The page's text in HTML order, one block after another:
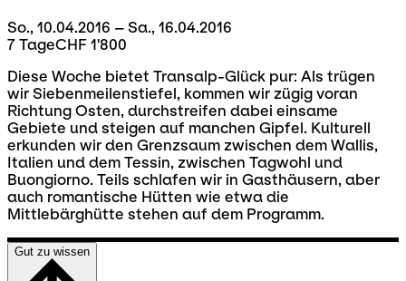
So., 10.04.2016 – Sa., 16.04.2016
7 TageCHF 1'800
Diese Woche bietet Transalp-Glück pur: Als trügen
wir Siebenmeilenstiefel, kommen wir zügig voran
Richtung Osten, durchstreifen dabei einsame
Gebiete und steigen auf manchen Gipfel. Kulturell
erkunden wir den Grenzsaum zwischen dem Wallis,
Italien und dem Tessin, zwischen Tagwohl und
Buongiorno. Teils schlafen wir in Gasthäusern, aber
auch romantische Hütten wie etwa die
Mittlebärghütte stehen auf dem Programm.
Gut zu wissen